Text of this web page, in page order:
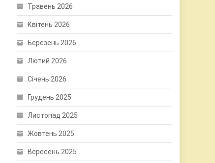
Травень 2026
Квітень 2026
Березень 2026
Лютий 2026
Січень 2026
Грудень 2025
Листопад 2025
Жовтень 2025
Вересень 2025